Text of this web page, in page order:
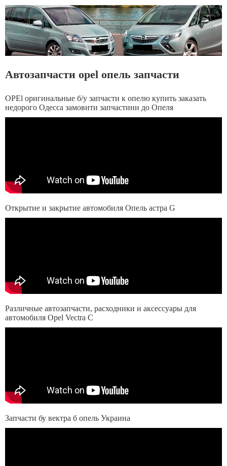
Автозапчасти opel опель запчасти
OPEl оригинальные б/у запчасти к опелю купить заказать
недорого Одесса замовити запчастини до Опеля
Открытие и закрытие автомобиля Опель астра G
Различные автозапчасти, расходники и аксессуары для
автомобиля Opel Vectra C
Запчасти бу вектра б опель Украина